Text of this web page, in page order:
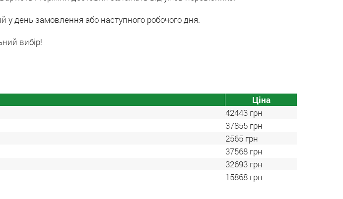
у день замовлення або наступного робочого дня.
вибір!
Ціна
42443 грн
37855 грн
2565 грн
37568 грн
32693 грн
15868 грн